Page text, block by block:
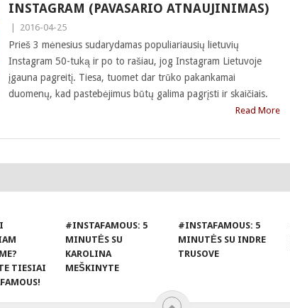
INSTAGRAM (PAVASARIO ATNAUJINIMAS)
2016-04-25
Prieš 3 mėnesius sudarydamas populiariausių lietuvių
Instagram 50-tuką ir po to rašiau, jog Instagram Lietuvoje
įgauna pagreitį. Tiesa, tuomet dar trūko pakankamai
duomenų, kad pastebėjimus būtų galima pagrįsti ir skaičiais.
Read More
TIESIAI
#INSTAFAMOUS: 5
MINUTĖS SU
KAROLINA
MEŠKINYTE
#INSTAFAMOUS: 5
MINUTĖS SU INDRE
TRUSOVE